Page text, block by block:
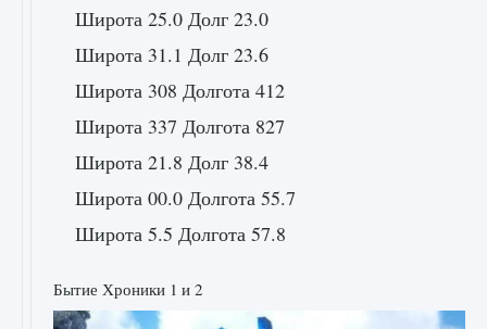
Широта 25.0 Долг 23.0
Широта 31.1 Долг 23.6
Широта 308 Долгота 412
Широта 337 Долгота 827
Широта 21.8 Долг 38.4
Широта 00.0 Долгота 55.7
Широта 5.5 Долгота 57.8
Бытие Хроники 1 и 2